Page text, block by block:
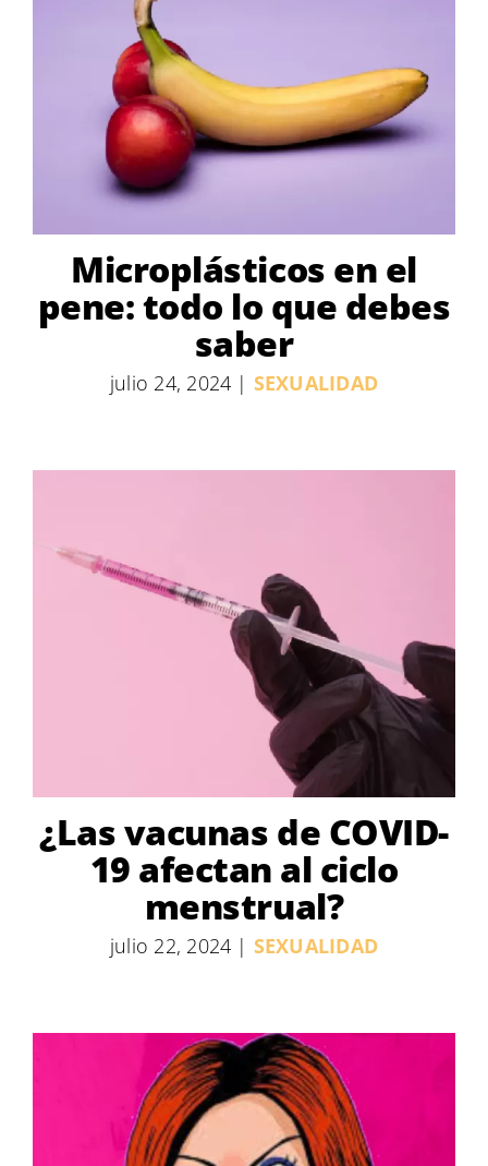
Microplásticos en el
pene: todo lo que debes
saber
julio 24, 2024 | SEXUALIDAD
¿Las vacunas de COVID-
19 afectan al ciclo
menstrual?
julio 22, 2024 | SEXUALIDAD